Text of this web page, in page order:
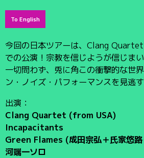
To English
今回の日本ツアーは、Clang
での公演！宗教を信じようが信じま
一切問わず、兎に角この衝撃的な世
ン・ノイズ・パフォーマンスを見逃す
出演：
Clang Quartet (from USA)
Incapacitants
Green Flames (成田宗弘＋氏家悠
河端一ソロ